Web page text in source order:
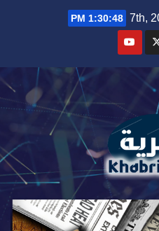
1:30:49 PM